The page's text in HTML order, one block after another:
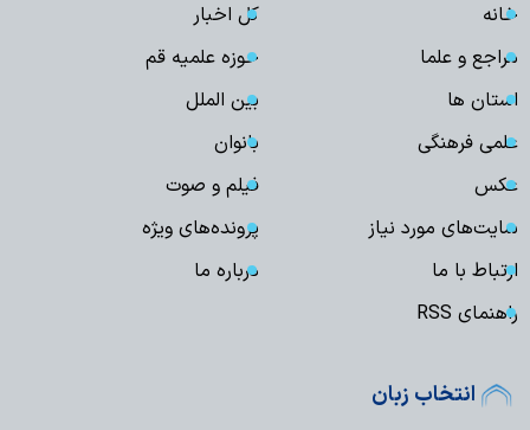
خانه
کل اخبار
مراجع و علما
حوزه علمیه قم
استان ها
بین الملل
علمی فرهنگی
بانوان
عکس
فیلم و صوت
سایت‌های مورد نیاز
پرونده‌های ویژه
ارتباط با ما
درباره ما
راهنمای RSS
انتخاب زبان